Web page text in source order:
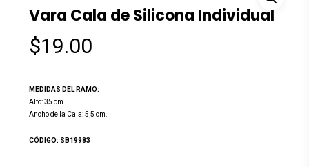
Vara Cala de Silicona Individual
$19.00
MEDIDAS DEL RAMO:
Alto: 35 cm.
Ancho de la Cala: 5,5 cm.
CÓDIGO: SB19983